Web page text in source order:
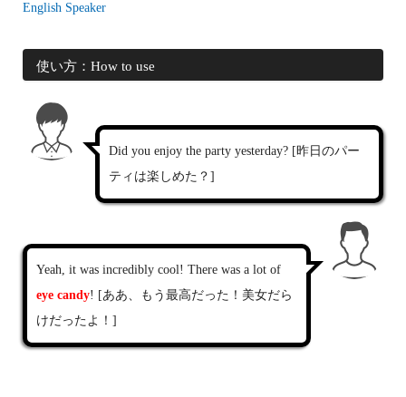
English Speaker
使い方：How to use
Did you enjoy the party yesterday? [昨日のパー
ティは楽しめた？]
Yeah, it was incredibly cool! There was a lot of
eye candy! [ああ、もう最高だった！美女だら
けだったよ！]